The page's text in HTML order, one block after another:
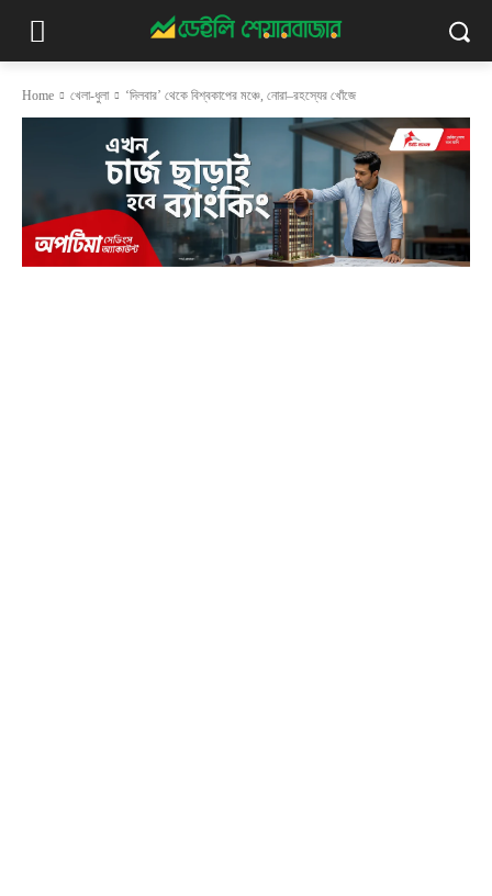
Home খেলা-ধুলা ‘দিলবার’ থেকে বিশ্বকাপের মঞ্চে, নোরা–রহস্যের খোঁজে